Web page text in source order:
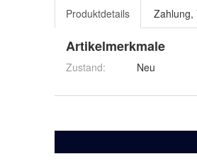
Produktdetails Zahlung,
Artikelmerkmale
Zustand: Neu